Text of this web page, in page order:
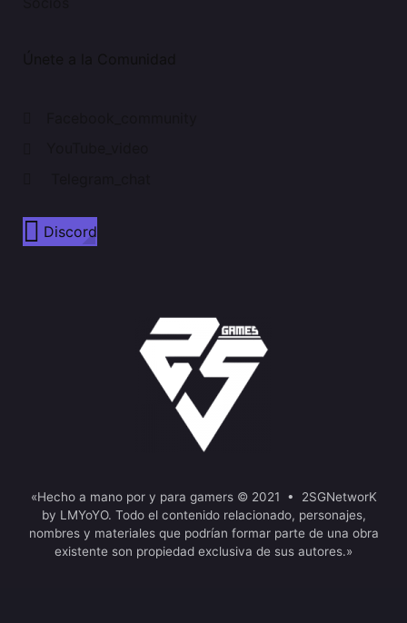
Discord
«Hecho a mano por y para gamers © 2021 • 2SGNetworK
by LMYoYO. Todo el contenido relacionado, personajes,
nombres y materiales que podrían formar parte de una obra
existente son propiedad exclusiva de sus autores.»